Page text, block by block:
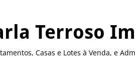
Terroso
Casas e Lotes à Venda, e